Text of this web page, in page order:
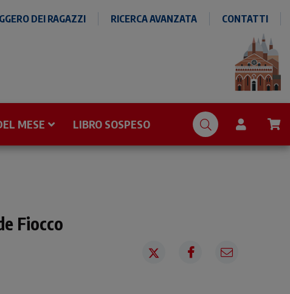
DEI RAGAZZI RICERCA AVANZATA CONTATTI
MESE LIBRO SOSPESO
Fiocco